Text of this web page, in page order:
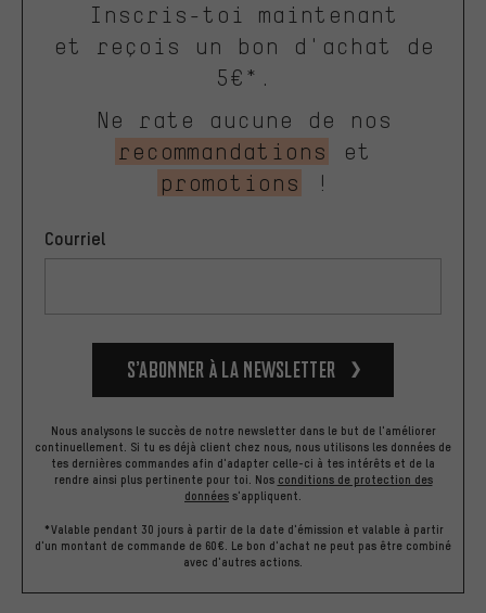
Inscris-toi maintenant
et reçois un bon d'achat de
5€*.
Ne rate aucune de nos
recommandations
et
promotions
!
Courriel
S’abonner à la newsletter
Nous analysons le succès de notre newsletter dans le but de l'améliorer
continuellement. Si tu es déjà client chez nous, nous utilisons les données de
tes dernières commandes afin d'adapter celle-ci à tes intérêts et de la
rendre ainsi plus pertinente pour toi. Nos conditions de protection des
données s'appliquent.
*Valable pendant 30 jours à partir de la date d'émission et valable à partir
d'un montant de commande de 60€. Le bon d'achat ne peut pas être combiné
avec d'autres actions.